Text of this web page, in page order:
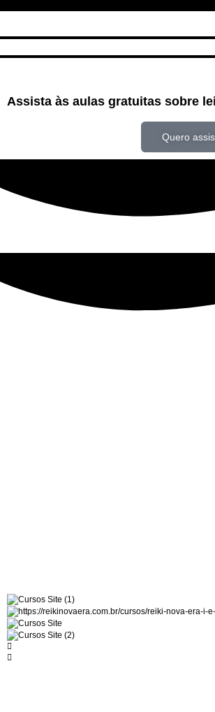
Assista às aulas gratuitas sobre
Quero